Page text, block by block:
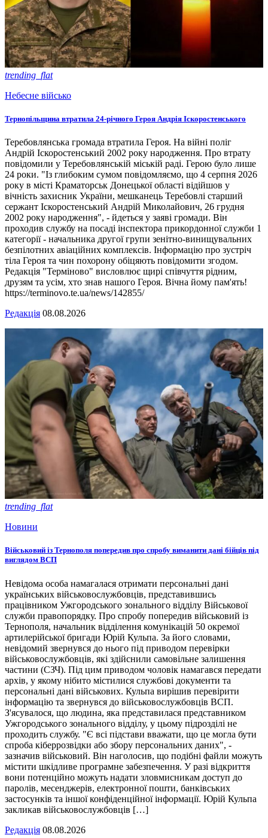
trending_flat
Небесне військо
Тернопільщина втратила 24-річного Героя Андрія Іскоростенського
Теребовлянська громада втратила Героя. На війні поліг
Андрій Іскоростенський 2002 року народження. Про втрату
повідомили у Теребовлянській міській раді. Герою було лише
24 роки. "Із глибоким сумом повідомляємо, що 4 серпня 2026
року в місті Краматорськ Донецької області відійшов у
вічність захисник України, мешканець Теребовлі старший
сержант Іскоростенський Андрій Миколайович, 26 грудня
2002 року народження", - йдеться у заяві громади. Він
проходив службу на посаді інспектора прикордонної служби 1
категорії - начальника другої групи зенітно-винищувальних
безпілотних авіаційних комплексів. Інформацію про зустріч
тіла Героя та чин похорону обіцяють повідомити згодом.
Редакція "Терміново" висловлює щирі співчуття рідним,
друзям та усім, хто знав нашого Героя. Вічна йому пам'ять!
https://terminovo.te.ua/news/142855/
Редакція 08.08.2026
trending_flat
Новини
Військовий із Тернополя попередив про спробу виманити дані бійців під
виглядом ВСП
Невідома особа намагалася отримати персональні дані
українських військовослужбовців, представившись
працівником Ужгородського зонального відділу Військової
служби правопорядку. Про спробу попередив військовий із
Тернополя, начальник відділення комунікацій 50 окремої
артилерійської бригади Юрій Кульпа. За його словами,
невідомий звернувся до нього під приводом перевірки
військовослужбовців, які здійснили самовільне залишення
частини (СЗЧ). Під цим приводом чоловік намагався передати
архів, у якому нібито містилися службові документи та
персональні дані військових. Кульпа вирішив перевірити
інформацію та звернувся до військовослужбовців ВСП.
З'ясувалося, що людина, яка представилася представником
Ужгородського зонального відділу, у цьому підрозділі не
проходить службу. "Є всі підстави вважати, що це могла бути
спроба кіберрозвідки або збору персональних даних", -
зазначив військовий. Він наголосив, що подібні файли можуть
містити шкідливе програмне забезпечення. У разі відкриття
вони потенційно можуть надати зловмисникам доступ до
паролів, месенджерів, електронної пошти, банківських
застосунків та іншої конфіденційної інформації. Юрій Кульпа
закликав військовослужбовців […]
Редакція 08.08.2026